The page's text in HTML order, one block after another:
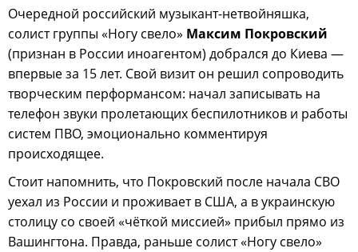
Очередной российский музыкант-нетвойняшка,
cолист группы «Ногу свело» Максим Покровский
(признан в России иноагентом) добрался до Киева —
впервые за 15 лет. Свой визит он решил сопроводить
творческим перформансом: начал записывать на
телефон звуки пролетающих беспилотников и работы
систем ПВО, эмоционально комментируя
происходящее.
Стоит напомнить, что Покровский после начала СВО
уехал из России и проживает в США, а в украинскую
столицу со своей «чёткой миссией» прибыл прямо из
Вашингтона. Правда, раньше солист «Ногу свело»